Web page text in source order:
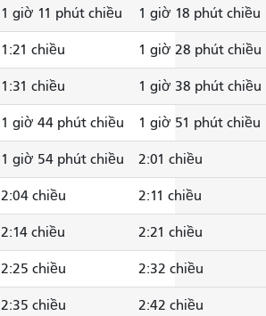
1 giờ 11 phút chiều 1 giờ 18 phút chiều
1:21 chiều 1 giờ 28 phút chiều
1:31 chiều 1 giờ 38 phút chiều
1 giờ 44 phút chiều 1 giờ 51 phút chiều
1 giờ 54 phút chiều 2:01 chiều
2:04 chiều 2:11 chiều
2:14 chiều 2:21 chiều
2:25 chiều 2:32 chiều
2:35 chiều 2:42 chiều